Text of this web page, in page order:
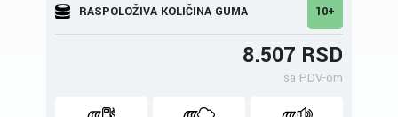
RASPOLOŽIVA KOLIČINA GUMA 10+
8.507 RSD
sa PDV-om